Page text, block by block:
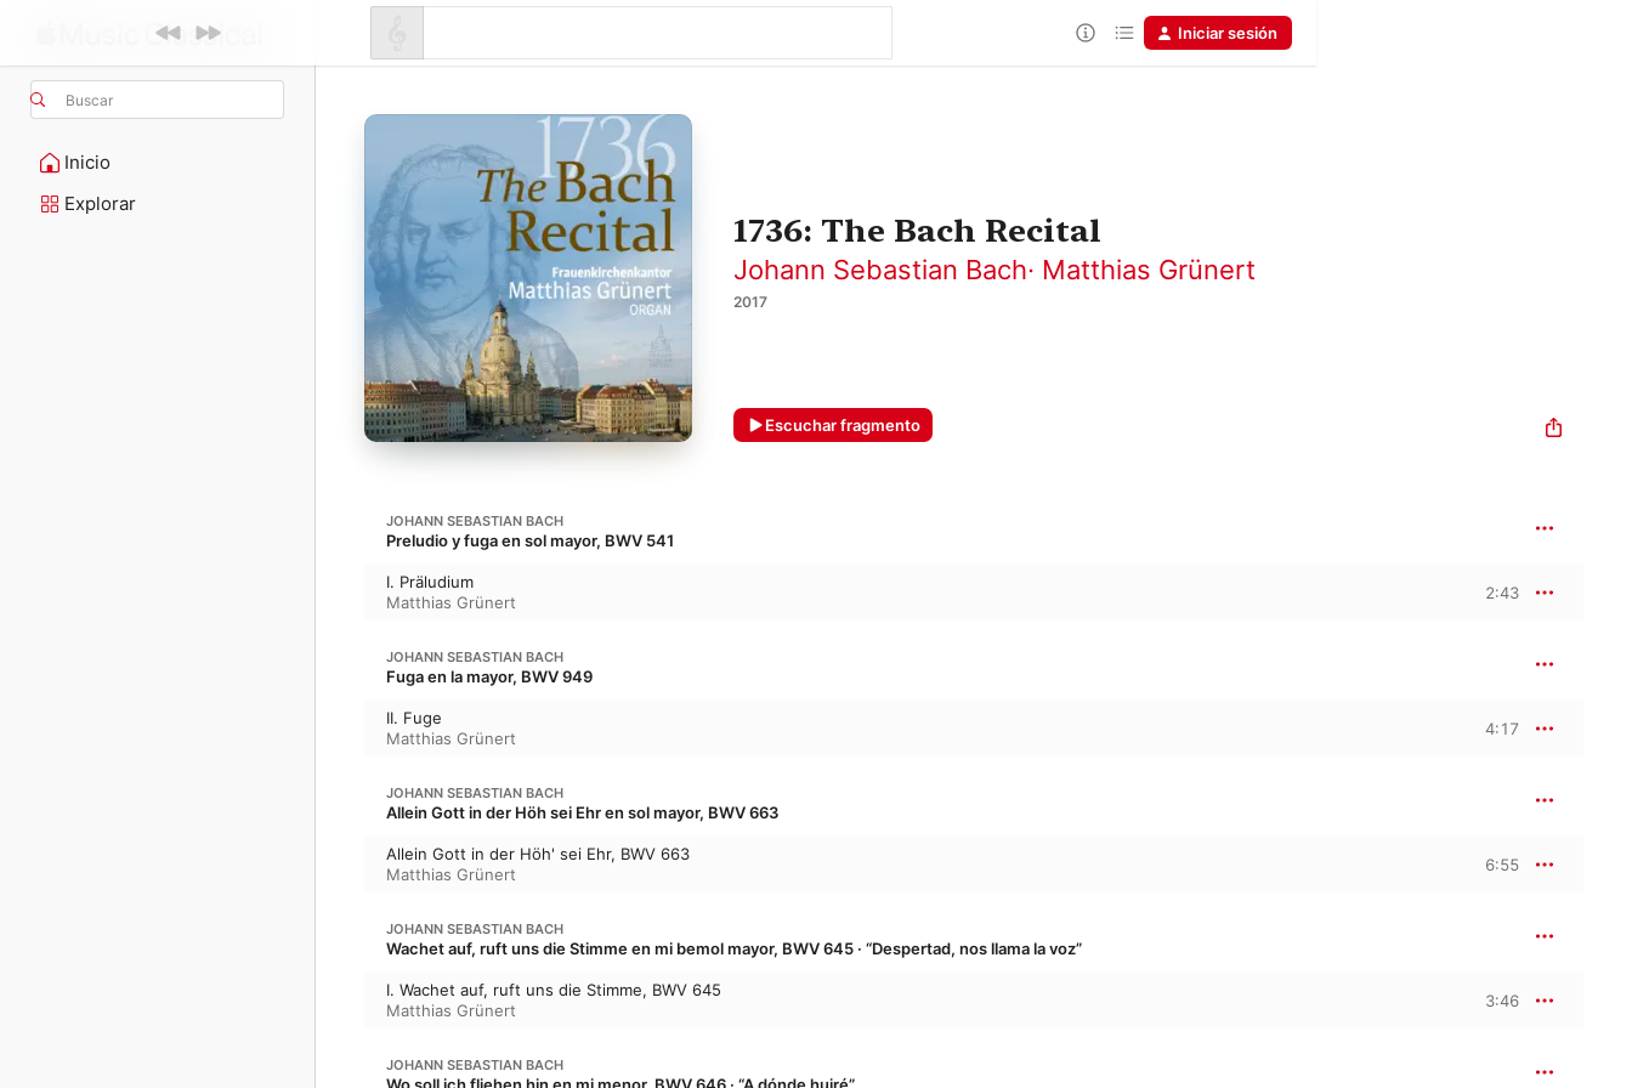
Buscar
Inicio
Explorar
Iniciar sesión
1736: The Bach Recital
Johann Sebastian Bach· Matthias Grünert
2017
Escuchar fragmento
JOHANN SEBASTIAN BACH
Preludio y fuga en sol mayor, BWV 541
I. Präludium
Matthias Grünert
2:43
JOHANN SEBASTIAN BACH
Fuga en la mayor, BWV 949
II. Fuge
Matthias Grünert
4:17
JOHANN SEBASTIAN BACH
Allein Gott in der Höh sei Ehr en sol mayor, BWV 663
Allein Gott in der Höh' sei Ehr, BWV 663
Matthias Grünert
6:55
JOHANN SEBASTIAN BACH
Wachet auf, ruft uns die Stimme en mi bemol mayor, BWV 645 · “Despertad, nos llama la voz”
I. Wachet auf, ruft uns die Stimme, BWV 645
Matthias Grünert
3:46
JOHANN SEBASTIAN BACH